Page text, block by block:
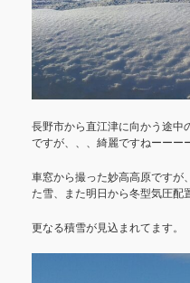
長野市から直江津に向かう途中
ですが、、、綺麗ですねーーーー
車窓から撮った妙高高原ですが
た雪、また明日から冬型気圧配
更なる積雪が見込まれてます。